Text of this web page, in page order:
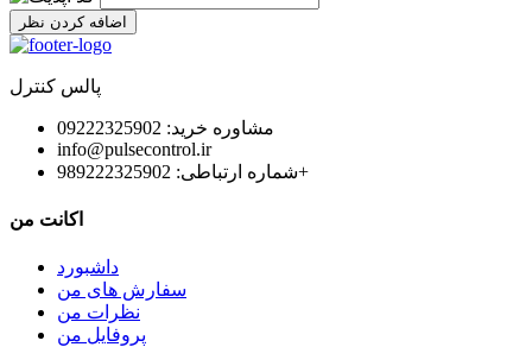
اضافه کردن نظر
پالس کنترل
مشاوره خرید: 09222325902
info@pulsecontrol.ir
شماره ارتباطی: 989222325902+
اکانت من
داشبورد
سفارش های من
نظرات من
پروفایل من